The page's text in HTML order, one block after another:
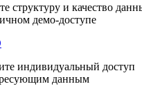
структуру и качество
демо-доступе
индивидуальный доступ
данным